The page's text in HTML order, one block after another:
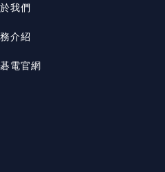
我們
介紹
電官網